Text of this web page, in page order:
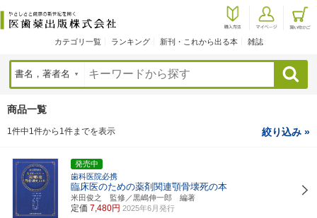
カテゴリ一覧 ランキング 新刊・これから出る本 雑誌
検索
商品一覧
1件中1件から1件までを表示 絞り込み »
発売中
歯科医院必携
臨床医のための薬剤関連顎骨壊死の本
米田俊之 監修／黒嶋伸一郎 編著
定価 7,480円 2025年6月発行